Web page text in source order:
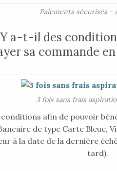
Paiements sécurisés -
Y a-t-il des
sa commande
3 fois sans frais
afin de pouvoir
de type Carte Bleue,
à la date de la dernière
tard).